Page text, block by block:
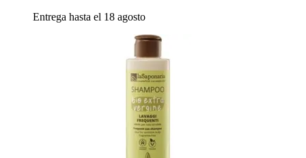
Entrega hasta el 18 agosto